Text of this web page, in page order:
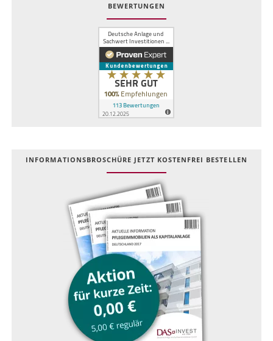
BEWERTUNGEN
INFOR­MATIONS­BROSCHÜRE JETZT KOSTEN­FREI BESTELLEN